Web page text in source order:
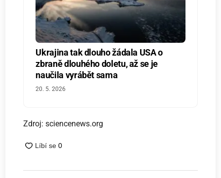
Ukrajina tak dlouho žádala USA o
zbraně dlouhého doletu, až se je
naučila vyrábět sama
20. 5. 2026
Zdroj: sciencenews.org